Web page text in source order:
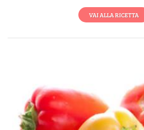
VAI ALLA RICETTA